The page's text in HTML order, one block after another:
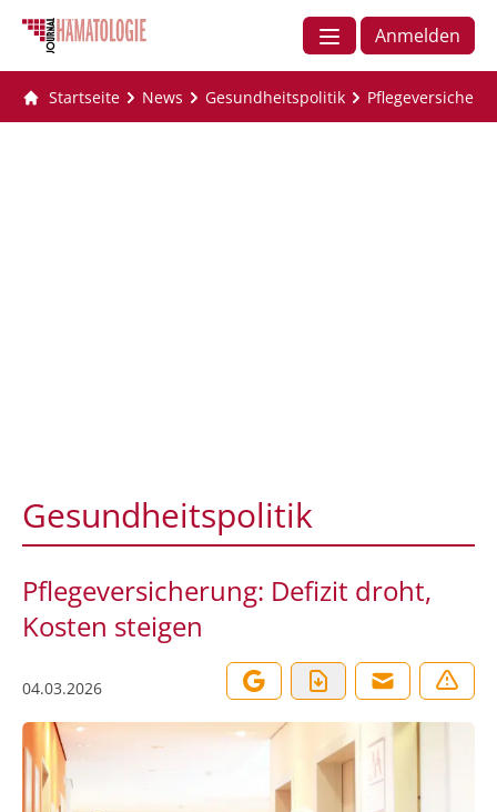
Anmelden
Startseite News Gesundheitspolitik
Gesundheitspolitik
Pflegeversicherung: Defizit droht,
Kosten steigen
04.03.2026